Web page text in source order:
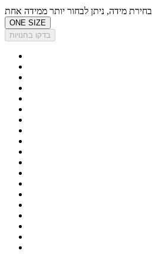
בחירת מידה, ניתן לבחור יותר ממידה אחת
ONE SIZE
בדקו בחנויות